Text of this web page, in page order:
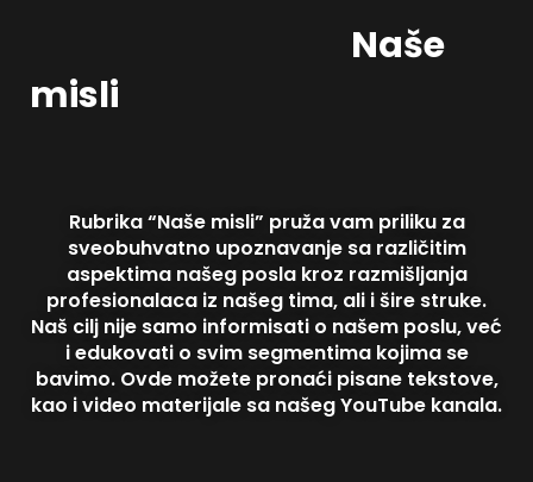
Naše
misli
Rubrika “Naše misli” pruža vam priliku za
sveobuhvatno upoznavanje sa različitim
aspektima našeg posla kroz razmišljanja
profesionalaca iz našeg tima, ali i šire struke.
Naš cilj nije samo informisati o našem poslu, već
i edukovati o svim segmentima kojima se
bavimo. Ovde možete pronaći pisane tekstove,
kao i video materijale sa našeg YouTube kanala.